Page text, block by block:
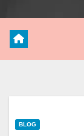
BLOG